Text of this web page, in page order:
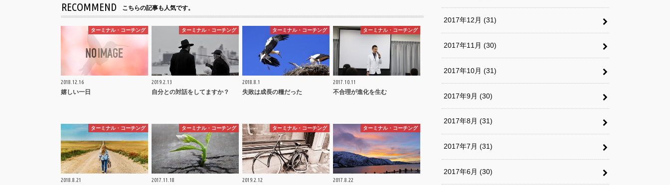
RECOMMEND こちらの記事も人気です。
ターミナル・コーチング
2018.12.16
嬉しい一日
ターミナル・コーチング
2019.2.13
自分との対話をしてますか？
ターミナル・コーチング
2018.8.1
失敗は成長の糧だった
ターミナル・コーチング
2017.10.11
不合理が進化を生む
ターミナル・コーチング
2018.8.21
ターミナル・コーチング
2017.11.18
ターミナル・コーチング
2019.2.12
ターミナル・コーチング
2017.8.22
2017年12月 (31)
2017年11月 (30)
2017年10月 (31)
2017年9月 (30)
2017年8月 (31)
2017年7月 (31)
2017年6月 (30)